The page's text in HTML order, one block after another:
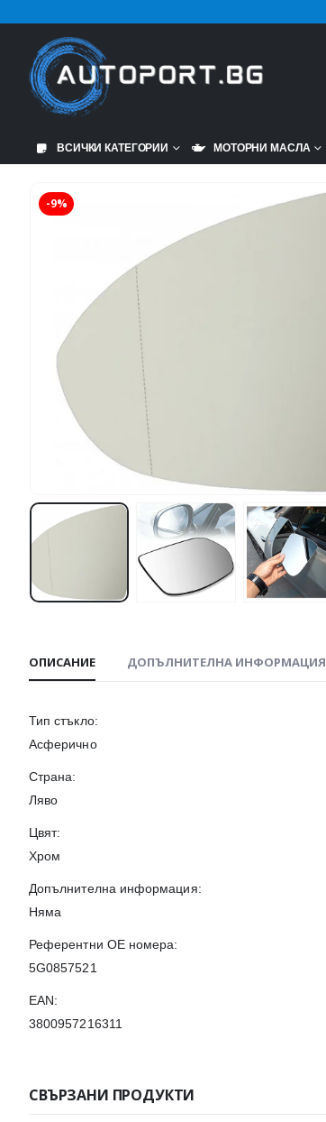
ВСИЧКИ КАТЕГОРИИ МОТОРНИ МАСЛА
-9%
ОПИСАНИЕ ДОПЪЛНИТЕЛНА ИНФОРМАЦИЯ
Тип стъкло:
Асферично
Страна:
Ляво
Цвят:
Хром
Допълнителна информация:
Няма
Референтни OE номера:
5G0857521
EAN:
3800957216311
СВЪРЗАНИ ПРОДУКТИ